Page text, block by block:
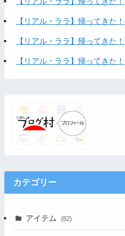
【リアル・ララ】帰ってきた！
【リアル・ララ】帰ってきた！
【リアル・ララ】帰ってきた！
カテゴリー
アイテム (82)